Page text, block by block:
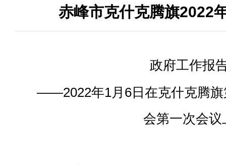
赤峰市克什克腾旗2022
政府工作报
——2022年1月6日在克什克腾旗
会第一次会议